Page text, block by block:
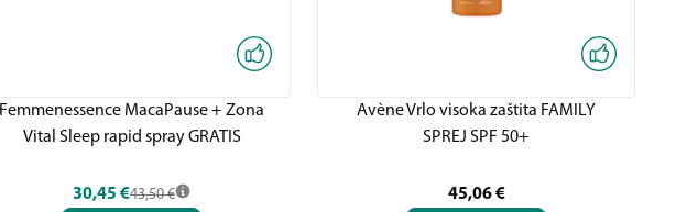
Femmenessence MacaPause + Zona
Vital Sleep rapid spray GRATIS
30,45 €43,50 €
Avène Vrlo visoka zaštita FAMILY
SPREJ SPF 50+
45,06 €